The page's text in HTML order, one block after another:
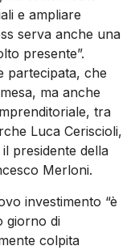
e ampliare
serva anche una
presente”.
partecipata, che
ma anche
tra
Luca Ceriscioli,
presidente della
Merloni.
investimento “è
giorno di
colpita